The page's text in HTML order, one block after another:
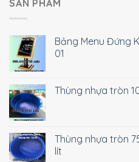
SẢN PHẨM
Bảng Menu Đứng
01
Thùng nhựa tròn
Thùng nhựa tròn
lít